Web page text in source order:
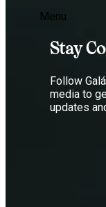
Menu
Stay
Follow
media to
updates